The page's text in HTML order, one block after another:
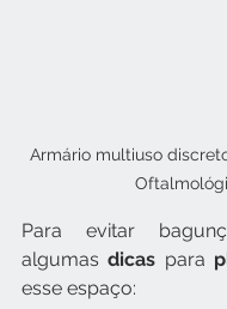
Armário multiuso
Para evitar
algumas dicas para
esse espaço: